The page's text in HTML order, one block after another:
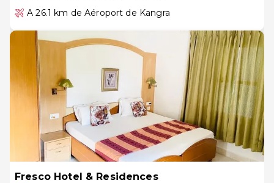
A 26.1 km de Aéroport de Kangra
Fresco Hotel & Residences